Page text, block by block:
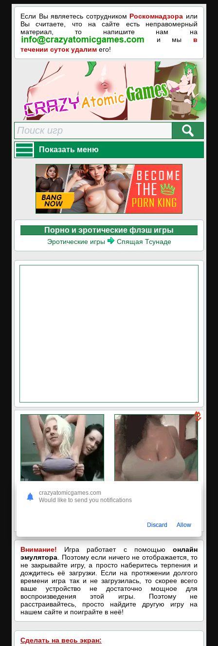
Если Вы являетесь сотрудником Роскомнадзора или
Вы считаете, что на сайте есть неправомерный
материал, то напишите нам на
и мы в
течении суток удалим его!
Показать меню
Порно и эротические флэш игры
Эротические игры Спящая Тсунаде
✅ЗАХОДИ, ПОДРОЧИМ!
Внимание! Игра работает с помощью онлайн
эмулятора . Поэтому если ничего не отображается, то
не закрывайте игру, а просто наберитесь терпения и
дождитесь её загрузки. Если на протяжении долгого
времени игра так и не загрузилась, то скорее всего
ваше устройство не достаточно мощное для
воспроизведения этой игры. Поэтому не
расстраивайтесь, просто найдите другую игру на
нашем сайте и поиграйте в неё!
Сделать на весь экран:
crazyatomicgames.com
Would like to send you notifications
Discard Allow